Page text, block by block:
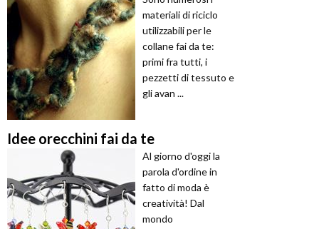
materiali di riciclo
utilizzabili per le
collane fai da te:
primi fra tutti, i
pezzetti di tessuto e
gli avan ...
Idee orecchini fai da te
Al giorno d'oggi la
parola d'ordine in
fatto di moda è
creatività! Dal
mondo